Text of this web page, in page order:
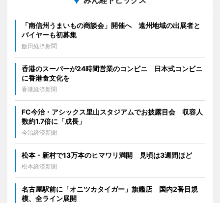
「南信州うまいもの商談会」開催へ 遠州地域の出展者と
バイヤーも初募集
飯田経済新聞
香港のスーパーが24時間営業のコンビニ 日本式コンビニ
に香港食文化を
香港経済新聞
FC今治・アシックス里山スタジアムでお披露目会 収容人
数約1.7倍に「成長」
今治経済新聞
松本・新村で13万本のヒマワリ満開 見頃は3週間ほど
松本経済新聞
名古屋駅前に「オニツカタイガー」旗艦店 国内2番目規
模、全ライン展開